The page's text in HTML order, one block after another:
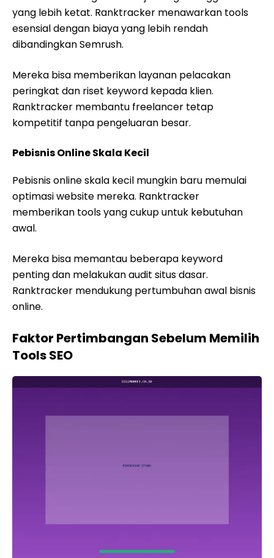
yang lebih ketat. Ranktracker menawarkan tools
esensial dengan biaya yang lebih rendah
dibandingkan Semrush.
Mereka bisa memberikan layanan pelacakan
peringkat dan riset keyword kepada klien.
Ranktracker membantu freelancer tetap
kompetitif tanpa pengeluaran besar.
Pebisnis Online Skala Kecil
Pebisnis online skala kecil mungkin baru memulai
optimasi website mereka. Ranktracker
memberikan tools yang cukup untuk kebutuhan
awal.
Mereka bisa memantau beberapa keyword
penting dan melakukan audit situs dasar.
Ranktracker mendukung pertumbuhan awal bisnis
online.
Faktor Pertimbangan Sebelum Memilih
Tools SEO